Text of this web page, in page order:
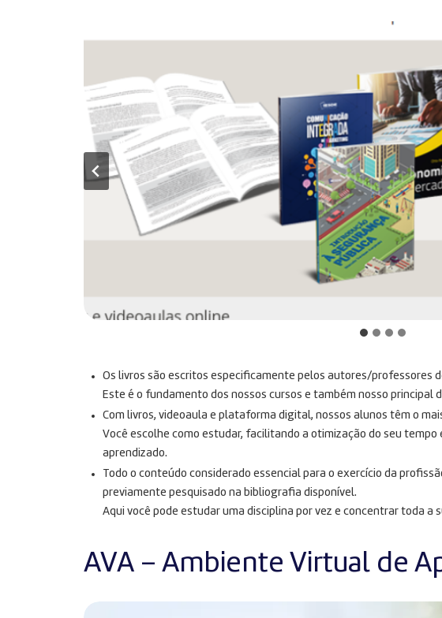
Os livros são escritos especificamente pelos autores/professores
Este é o fundamento dos nossos cursos e também nosso principal
Com livros, videoaula e plataforma digital, nossos alunos têm o
Você escolhe como estudar, facilitando a otimização do seu
aprendizado.
Todo o conteúdo considerado essencial para o exercício da
previamente pesquisado na bibliografia disponível.
Aqui você pode estudar uma disciplina por vez e concentrar toda a
AVA – Ambiente Virtual de